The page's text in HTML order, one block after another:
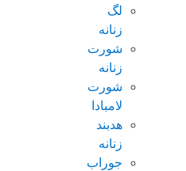
لگ
زنانه
شورت
زنانه
شورت
لامبادا
هدبند
زنانه
جوراب